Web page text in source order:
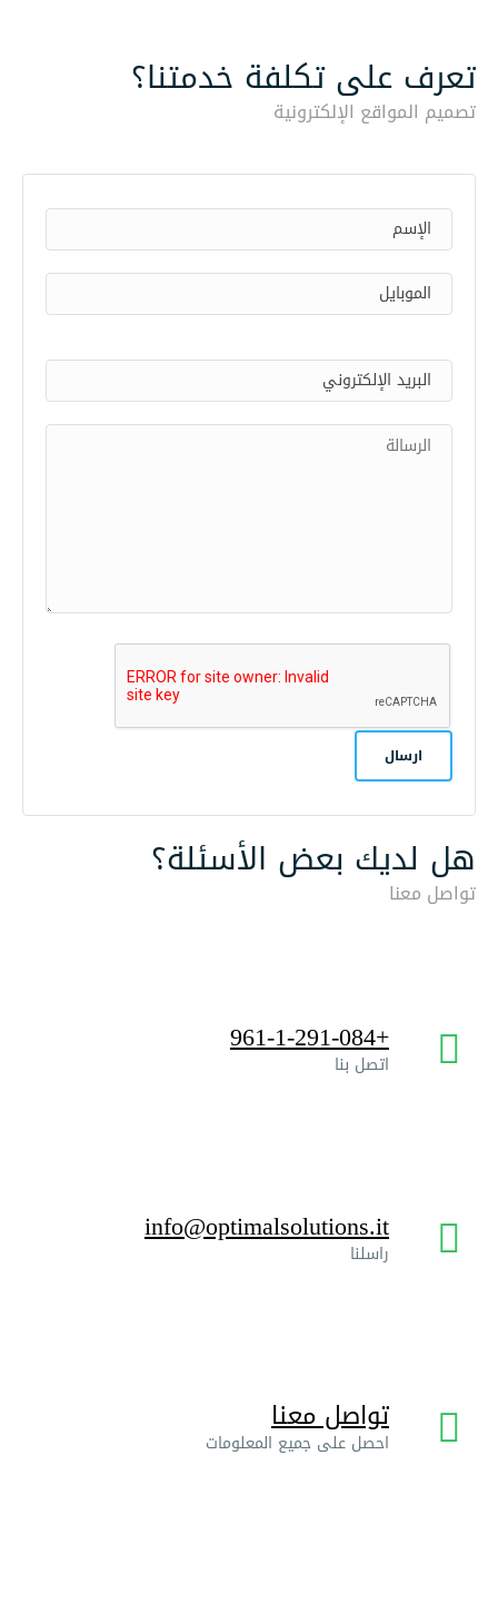
تعرف على تكلفة خدمتنا؟
تصميم المواقع الإلكترونية
هل لديك بعض الأسئلة؟
تواصل معنا
+961-1-291-084
اتصل بنا
info@optimalsolutions.it
راسلنا
تواصل معنا
احصل على جميع المعلومات